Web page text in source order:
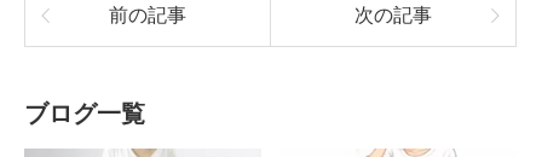
前の記事 次の記事
ブログ一覧